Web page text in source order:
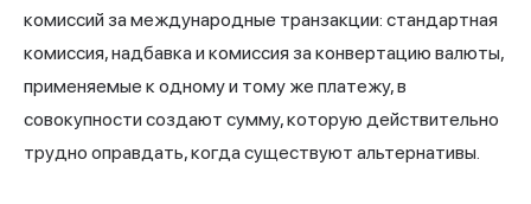
комиссий за международные транзакции: стандартная
комиссия, надбавка и комиссия за конвертацию валюты,
применяемые к одному и тому же платежу, в
совокупности создают сумму, которую действительно
трудно оправдать, когда существуют альтернативы.